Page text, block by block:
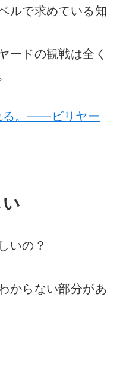
ルで求めている知
ードの観戦は全く
る。——ビリヤー
いの？
からない部分があ